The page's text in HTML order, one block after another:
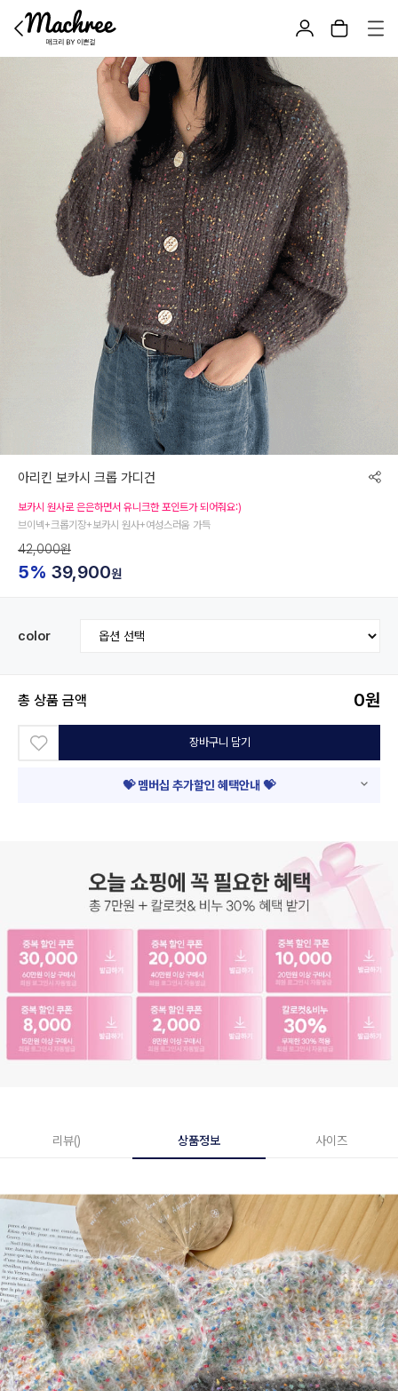
아리킨 보카시 크롭 가디건
보카시 원사로 은은하면서 유니크한 포인트가 되어줘요:)
브이넥+크롭기장+보카시 원사+여성스러움 가득
42,000원
5% 39,900원
color
총 상품 금액 0원
장바구니 담기
💝 멤버십 추가할인 혜택안내 💝
리뷰() 상품정보 사이즈